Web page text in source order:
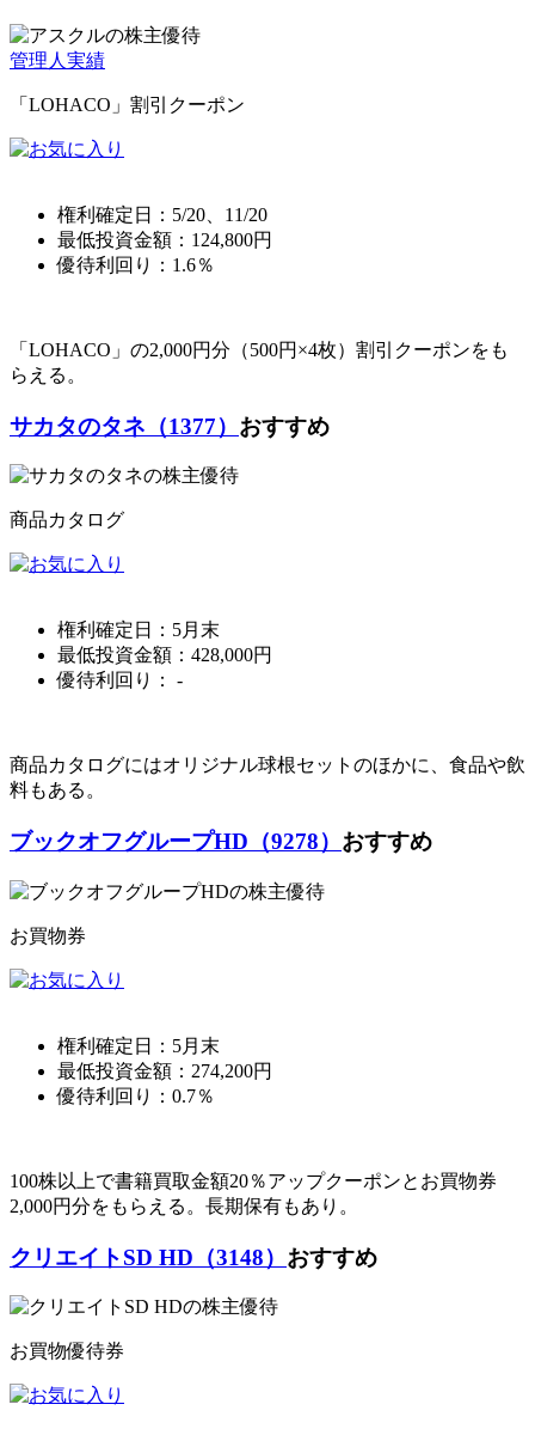
管理人実績
「LOHACO」割引クーポン
権利確定日： 5/20、11/20
最低投資金額： 124,800円
優待利回り： 1.6％
「LOHACO」の2,000円分（500円×4枚）割引クーポンをも
らえる。
サカタのタネ（1377） おすすめ
商品カタログ
権利確定日： 5月末
最低投資金額： 428,000円
優待利回り：
-
商品カタログにはオリジナル球根セットのほかに、食品や飲
料もある。
ブックオフグループHD（9278） おすすめ
お買物券
権利確定日： 5月末
最低投資金額： 274,200円
優待利回り： 0.7％
100株以上で書籍買取金額20％アップクーポンとお買物券
2,000円分をもらえる。長期保有もあり。
クリエイトSD HD（3148） おすすめ
お買物優待券